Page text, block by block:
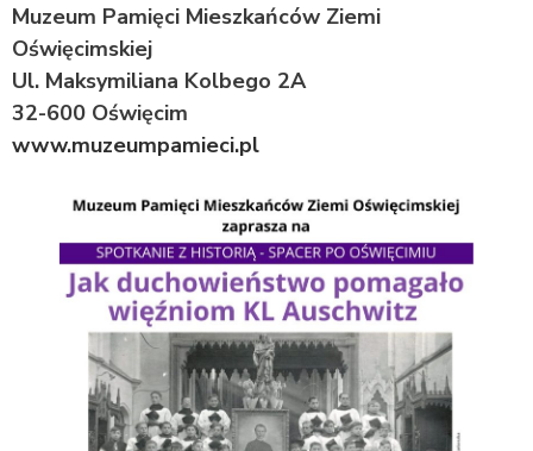
Muzeum Pamięci Mieszkańców Ziemi
Oświęcimskiej
Ul. Maksymiliana Kolbego 2A
32-600 Oświęcim
www.muzeumpamieci.pl